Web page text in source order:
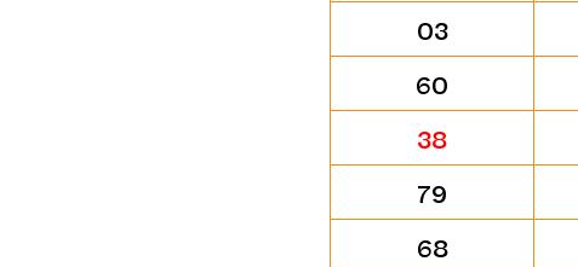
03
60
38
79
68